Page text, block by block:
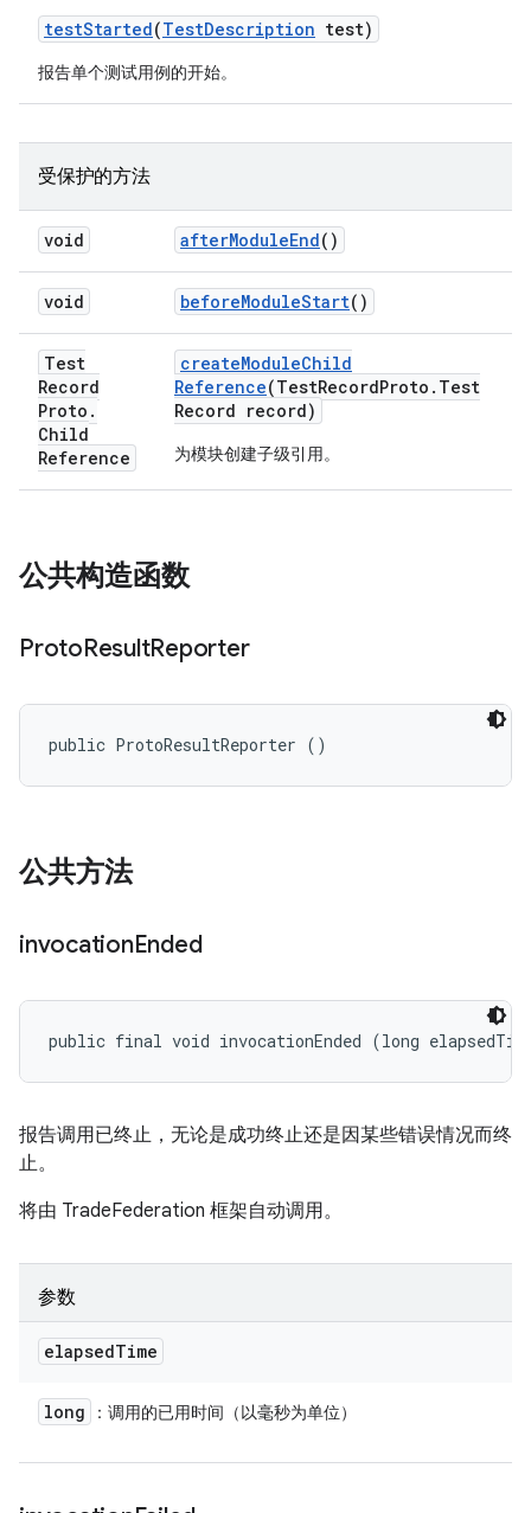
testStarted(TestDescription test)
报告单个测试用例的开始。
受保护的方法
void afterModuleEnd()
void beforeModuleStart()
Test
Record
Proto .
Child
Reference
createModuleChild
Reference(TestRecordProto . Test
Record record)
为模块创建子级引用。
公共构造函数
ProtoResultReporter
public ProtoResultReporter ()
公共方法
invocationEnded
public final void invocationEnded (long
报告调用已终止，无论是成功终止还是因某些错误情况而终
止。
将由 TradeFederation 框架自动调用。
参数
elapsedTime
long ：调用的已用时间（以毫秒为单位）